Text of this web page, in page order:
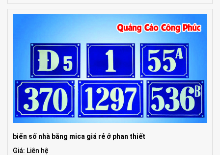
biển số nhà bằng mica giá rẻ ở phan thiết
Giá: Liên hệ